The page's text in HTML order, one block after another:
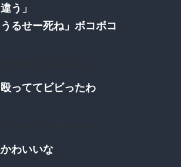
う」
るせー死ね」ボコボコ
っててビビったわ
わいいな